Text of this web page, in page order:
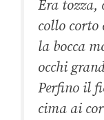
Era tozza,
collo corto
la bocca
occhi
Perfino il
cima ai